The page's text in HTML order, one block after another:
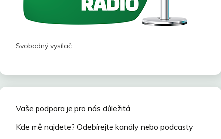
Svobodný vysílač
Vaše podpora je pro nás důležitá
Kde mě najdete? Odebírejte kanály nebo podcasty